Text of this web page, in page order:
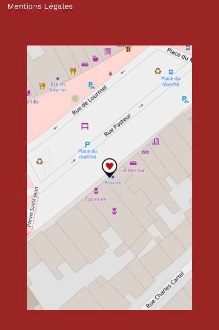
Mentions Légales